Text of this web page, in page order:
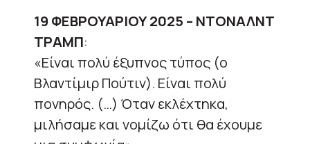
19 ΦΕΒΡΟΥΑΡΙΟΥ 2025 – ΝΤΟΝΑΛΝΤ
ΤΡΑΜΠ:
«Είναι πολύ έξυπνος τύπος (ο
Βλαντίμιρ Πούτιν). Είναι πολύ
πονηρός. (…) Όταν εκλέχτηκα,
μιλήσαμε και νομίζω ότι θα έχουμε